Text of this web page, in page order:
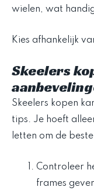
wielen, wat
Kies afhankelijk
Skeelers
Skeelers kopen
tips. Je hoeft
letten om de
Controleer
frames